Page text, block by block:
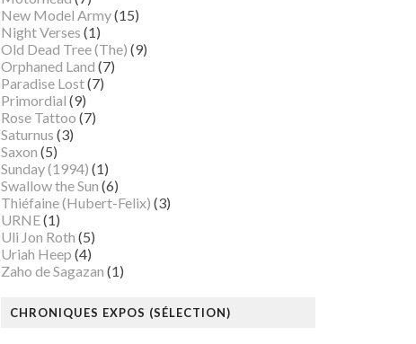
New Model Army(15)
Night Verses (1)
Old Dead Tree (The) (9)
Orphaned Land (7)
Paradise Lost(7)
Primordial (9)
Rose Tattoo (7)
Saturnus (3)
Saxon (5)
Sunday (1994) (1)
Swallow the Sun (6)
Thiéfaine (Hubert-Felix) (3)
URNE(1)
Uli Jon Roth (5)
Uriah Heep (4)
Zaho de Sagazan (1)
CHRONIQUES EXPOS (SÉLECTION)